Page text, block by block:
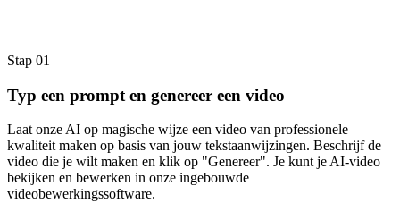
Stap 01
Typ een prompt en genereer een video
Laat onze AI op magische wijze een video van professionele
kwaliteit maken op basis van jouw tekstaanwijzingen. Beschrijf de
video die je wilt maken en klik op "Genereer". Je kunt je AI-video
bekijken en bewerken in onze ingebouwde
videobewerkingssoftware.